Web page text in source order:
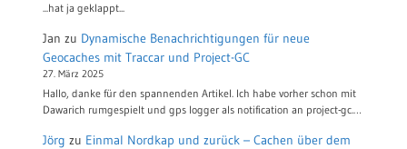
...hat ja geklappt...
Jan zu Dynamische Benachrichtigungen für neue
Geocaches mit Traccar und Project-GC
27. März 2025
Hallo, danke für den spannenden Artikel. Ich habe vorher schon mit
Dawarich rumgespielt und gps logger als notification an project-gc.…
Jörg zu Einmal Nordkap und zurück – Cachen über dem